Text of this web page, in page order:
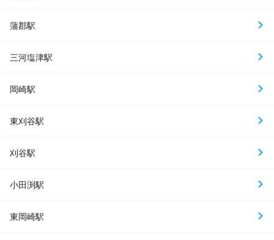
蒲郡駅
三河塩津駅
岡崎駅
東刈谷駅
刈谷駅
小田渕駅
東岡崎駅